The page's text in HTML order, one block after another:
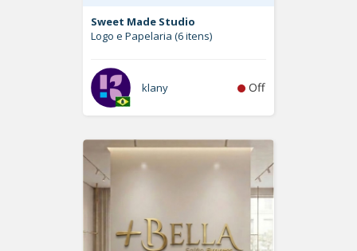
Sweet Made Studio
Logo e Papelaria (6 itens)
klany Off